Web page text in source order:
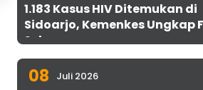
1.183 Kasus HIV Ditemukan di
Sidoarjo, Kemenkes Ungkap
Sebenarnya
08 Juli 2026